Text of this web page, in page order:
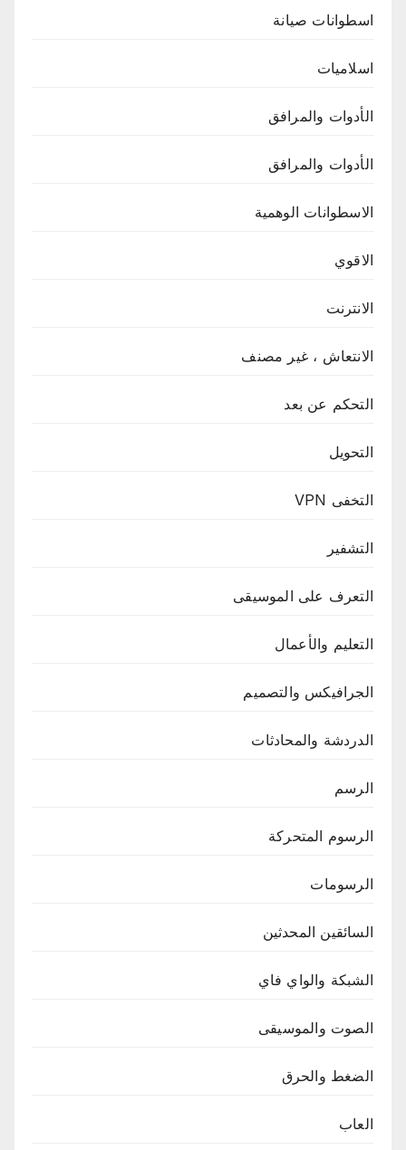
اسطوانات صيانة
اسلاميات
الأدوات والمرافق
الأدوات والمرافق
الاسطوانات الوهمية
الاقوي
الانترنت
الانتعاش ، غير مصنف
التحكم عن بعد
التحويل
التخفى VPN
التشفير
التعرف على الموسيقى
التعليم والأعمال
الجرافيكس والتصميم
الدردشة والمحادثات
الرسم
الرسوم المتحركة
الرسومات
السائقين المحدثين
الشبكة والواي فاي
الصوت والموسيقى
الضغط والحرق
العاب